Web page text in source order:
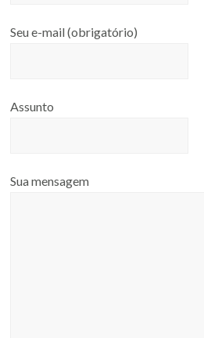
Seu e-mail (obrigatório)
Assunto
Sua mensagem